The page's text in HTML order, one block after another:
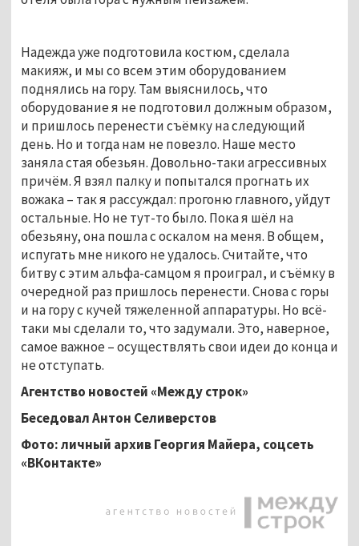
Надежда уже подготовила костюм, сделала
макияж, и мы со всем этим оборудованием
поднялись на гору. Там выяснилось, что
оборудование я не подготовил должным образом,
и пришлось перенести съёмку на следующий
день. Но и тогда нам не повезло. Наше место
заняла стая обезьян. Довольно-таки агрессивных
причём. Я взял палку и попытался прогнать их
вожака – так я рассуждал: прогоню главного, уйдут
остальные. Но не тут-то было. Пока я шёл на
обезьяну, она пошла с оскалом на меня. В общем,
испугать мне никого не удалось. Считайте, что
битву с этим альфа-самцом я проиграл, и съёмку в
очередной раз пришлось перенести. Снова с горы
и на гору с кучей тяжеленной аппаратуры. Но всё-
таки мы сделали то, что задумали. Это, наверное,
самое важное – осуществлять свои идеи до конца и
не отступать.
Агентство новостей «Между строк»
Беседовал Антон Селиверстов
Фото: личный архив Георгия Майера, соцсеть
«ВКонтакте»